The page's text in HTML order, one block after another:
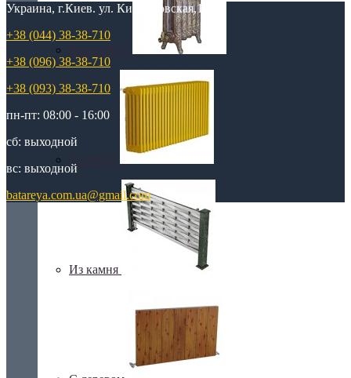
Из камня
Украина, г.Киев. ул. Кирилловская,160А
+38 (044) 38-38-710
+38 (096) 38-38-710
+38 (093) 38-38-710
пн-пт: 08:00 - 16:00
сб: выходной
вс: выходной
batareya.com.ua@gmail.com